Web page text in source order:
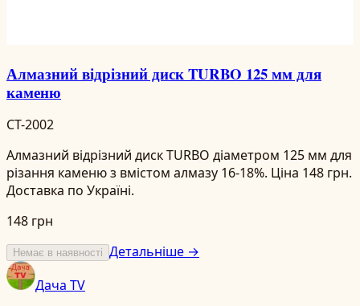
Алмазний відрізний диск TURBO 125 мм для
каменю
CT-2002
Алмазний відрізний диск TURBO діаметром 125 мм для
різання каменю з вмістом алмазу 16-18%. Ціна 148 грн.
Доставка по Україні.
148 грн
Немає в наявності Детальніше →
Дача TV